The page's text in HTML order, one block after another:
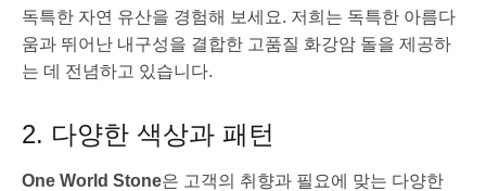
독특한 자연 유산을 경험해 보세요. 저희는 독특한 아름다
움과 뛰어난 내구성을 결합한 고품질 화강암 돌을 제공하
는 데 전념하고 있습니다.
2. 다양한 색상과 패턴
One World Stone은 고객의 취향과 필요에 맞는 다양한